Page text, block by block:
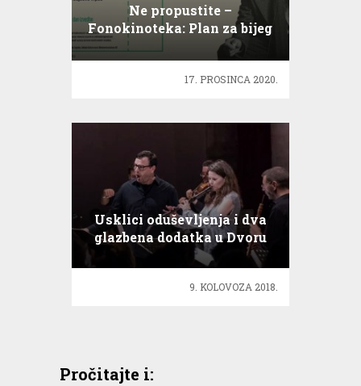
Ne propustite –
Fonokinoteka: Plan za bijeg
17. PROSINCA 2020.
Usklici oduševljenja i dva
glazbena dodatka u Dvoru
9. KOLOVOZA 2018.
Pročitajte i: